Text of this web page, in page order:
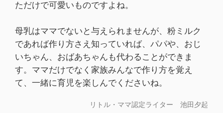
ただけで可愛いものですよね。
母乳はママでないと与えられませんが、粉ミルク
であれば作り方さえ知っていれば、パパや、おじ
いちゃん、おばあちゃんも代わることができま
す。ママだけでなく家族みんなで作り方を覚え
て、一緒に育児を楽しんでくださいね。
リトル・ママ認定ライター 池田夕起